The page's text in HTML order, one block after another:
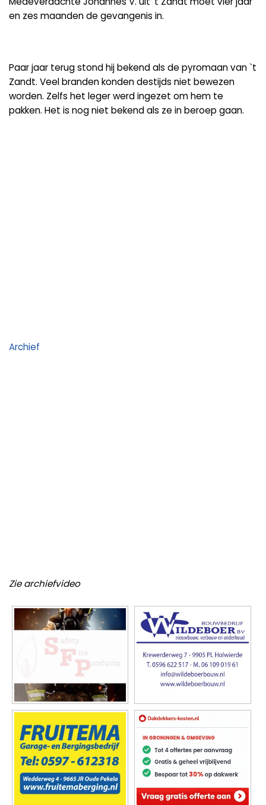
en zes maanden de gevangenis in.
Paar jaar terug stond hij bekend als de pyromaan van `t
Zandt. Veel branden konden destijds niet bewezen
worden. Zelfs het leger werd ingezet om hem te
pakken. Het is nog niet bekend als ze in beroep gaan.
Archief
Zie archiefvideo